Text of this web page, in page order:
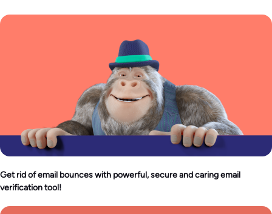
Get rid of email bounces with powerful, secure and caring email
verification tool!